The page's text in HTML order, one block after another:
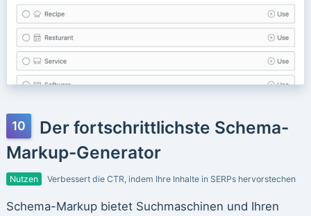
Der fortschrittlichste Schema-
Markup-Generator
Nutzen Verbessert die CTR, indem Ihre Inhalte in SERPs hervorstechen
Schema-Markup bietet Suchmaschinen und Ihren